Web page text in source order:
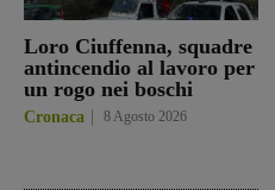
Loro Ciuffenna, squadre
antincendio al lavoro per
un rogo nei boschi
Cronaca 8 Agosto 2026